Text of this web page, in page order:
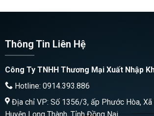
Thông Tin Liên Hệ
Công Ty TNHH Thương Mại Xuất Nhập
Hotline: 0914.393.886
Địa chỉ VP: Số 1356/3, ấp Phước Hòa, Xã